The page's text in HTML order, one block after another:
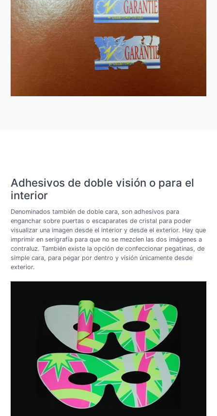
Adhesivos de doble visión o para el
interior
Denominados también de doble cara, son adhesivos para
enganchar sobre puertas o escaparates de cristal para poder
visualizar una imagen desde el interior y desde el exterior. Hay que
imprimir en serigrafía para que no se mezclen las dos imágenes a
contraluz. También existe la opción de confeccionar pegatinas, de
simple cara, para pegar por dentro y visión únicamente desde
exterior.